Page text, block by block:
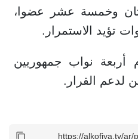
وخمسة عشر عضوا،
تؤيد الاستمرار.
أربعة نواب جمهوريين
لدعم القرار.